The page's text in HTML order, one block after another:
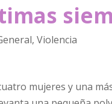
,Violencia
mujeres y una